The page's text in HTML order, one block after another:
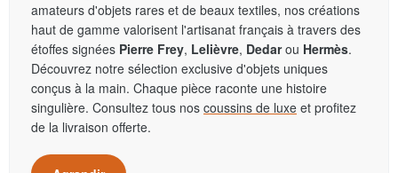
amateurs d'objets rares et de beaux textiles, nos créations
haut de gamme valorisent l'artisanat français à travers des
étoffes signées Pierre Frey, Lelièvre, Dedarou Hermès.
Découvrez notre sélection exclusive d'objets uniques
conçus à la main. Chaque pièce raconte une histoire
singulière. Consultez tous nos coussins de luxe et profitez
de la livraison offerte.